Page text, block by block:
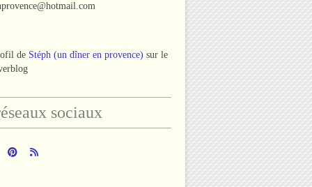
de Stéph (un dîner en provence) sur le
sociaux